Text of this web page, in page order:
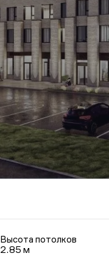
Высота потолков
2.85 м